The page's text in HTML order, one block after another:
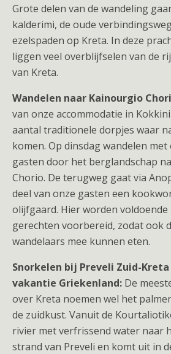
Grote delen van de wandeling
kalderimi, de oude
ezelspaden op Kreta. In deze
liggen veel overblijfselen van de
van Kreta.
Wandelen naar Kainourgio
van onze accommodatie in
aantal traditionele dorpjes waar
komen. Op dinsdag wandelen met
gasten door het berglandschap
Chorio. De terugweg gaat via
deel van onze gasten een
olijfgaard. Hier worden voldoende
gerechten voorbereid, zodat ook
wandelaars mee kunnen eten.
Snorkelen bij Preveli Zuid-
vakantie Griekenland: De
over Kreta noemen wel het
de zuidkust. Vanuit de
rivier met verfrissend water naar
strand van Preveli en komt uit in